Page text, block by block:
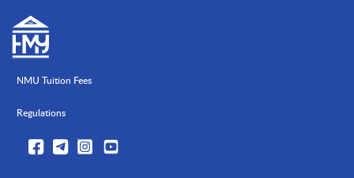
NMU Tuition Fees
Regulations